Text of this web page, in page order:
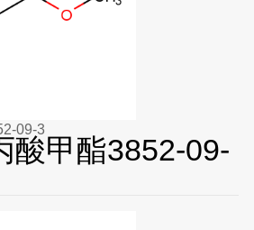
09-3
酸甲酯3852-09-